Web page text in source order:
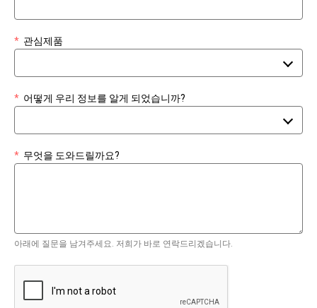
관심제품
*
어떻게 우리 정보를 알게 되었습니까?
*
무엇을 도와드릴까요?
*
아래에 질문을 남겨주세요. 저희가 바로 연락드리겠습니다.